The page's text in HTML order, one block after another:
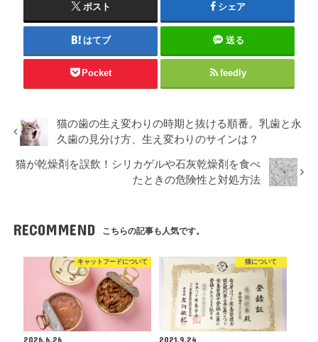
ポスト シェア
はてブ 送る
Pocket feedly
猫の歯の生え変わりの時期と抜ける順番。乳歯と永
久歯の見分け方、生え変わりのサインは？
猫が乾燥剤を誤飲！シリカゲルや石灰乾燥剤を食べ
たときの危険性と対処方法
RECOMMEND こちらの記事も人気です。
キャットフードについて
2026.6.26
猫について
2021.9.24